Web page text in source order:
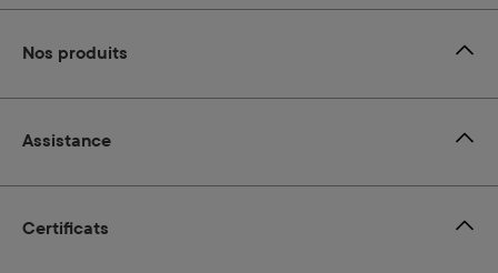
Certificats
Nos produits
Assistance